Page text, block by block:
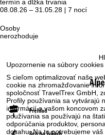
Upozornenie na súbory cookies
S cieľom optimalizovať naše
cookie na zhromažďovanie
spoločnosť TravelTrex GmbH,
Profily používania sa vytvárajú
informácií o vašom koncovom
používania sa používajú na
odporúčania produktov,
dosahu. Na to potrebujeme
termín a dĺžka trvania
08.08.26 – 31.05.28 | 7 nocí
Osoby
nerozhoduje
Prehľad
Beh na lyžiach